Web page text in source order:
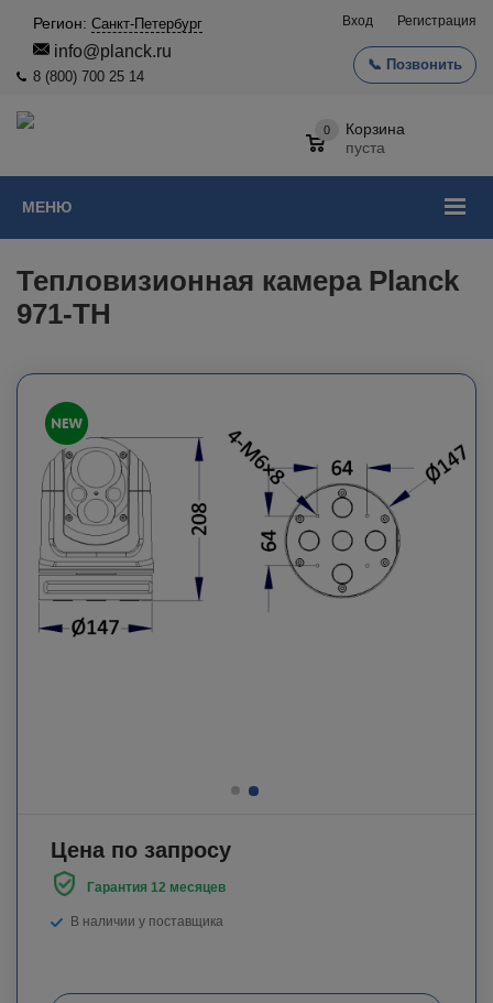
Регион: Санкт-Петербург
info@planck.ru
8 (800) 700 25 14
📞 Позвонить
Вход Регистрация
МЕНЮ
0
Корзина
пуста
Тепловизионная камера Planck
971-TH
Цена по запросу
Гарантия 12 месяцев
В наличии у поставщика